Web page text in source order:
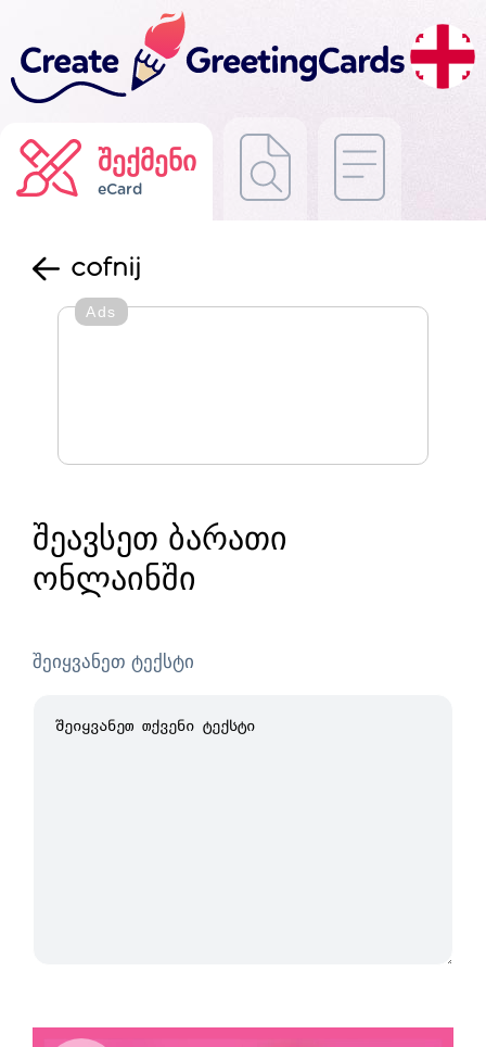
შექმენი
eCard
cofnij
Ads
შეავსეთ ბარათი
ონლაინში
შეიყვანეთ ტექსტი